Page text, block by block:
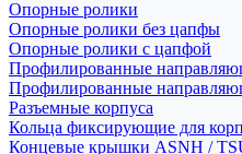
Опорные ролики
Опорные ролики без цапфы
Опорные ролики с цапфой
Профилированные
Профилированные
Разъемные корпуса
Кольца фиксирующие для
Концевые крышки ASNH /